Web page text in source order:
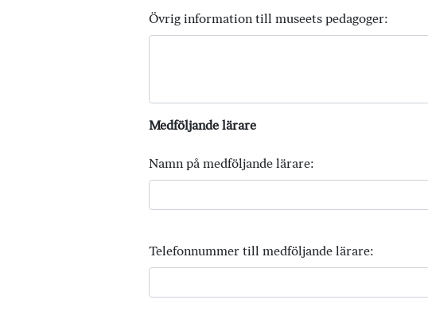
Övrig information till museets pedagoger:
Medföljande lärare
Namn på medföljande lärare:
Telefonnummer till medföljande lärare: